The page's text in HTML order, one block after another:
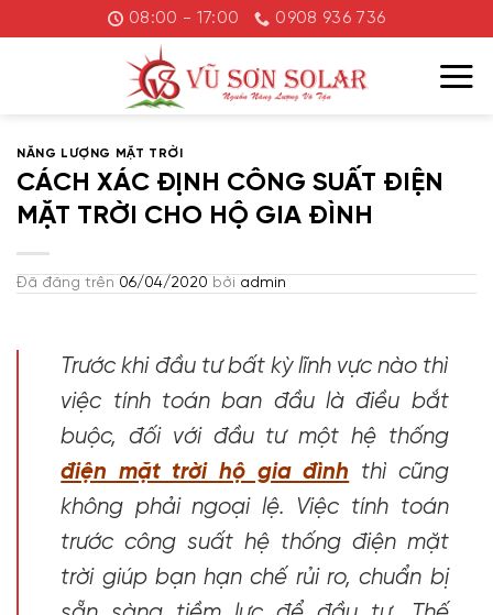
đến
08:00 - 17:00 0908 936 736
NĂNG LƯỢNG MẶT TRỜI
CÁCH XÁC ĐỊNH CÔNG SUẤT ĐIỆN
MẶT TRỜI CHO HỘ GIA ĐÌNH
Đã đăng trên 06/04/2020 bởi admin
Trước khi đầu tư bất kỳ lĩnh vực nào thì
việc tính toán ban đầu là điều bắt
buộc, đối với đầu tư một hệ thống
điện mặt trời hộ gia đình thì cũng
không phải ngoại lệ. Việc tính toán
trước công suất hệ thống điện mặt
trời giúp bạn hạn chế rủi ro, chuẩn bị